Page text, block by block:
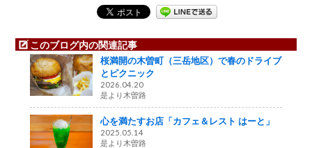
このブログ内の関連記事
桜満開の木曽町（三岳地区）で春のドライブ
とピクニック
2026.04.20
是より木曽路
心を満たすお店「カフェ＆レスト はーと」
2025.05.14
是より木曽路